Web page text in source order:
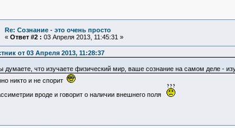
Re: Сознание - это очень просто
« Ответ #2 : 03 Апреля 2013, 11:45:31 »
от 03 Апреля 2013, 11:28:37
думаете, что изучаете физический мир, ваше сознание на самом деле -
никто и не спорит
вроде и говорит о наличии внешнего поля